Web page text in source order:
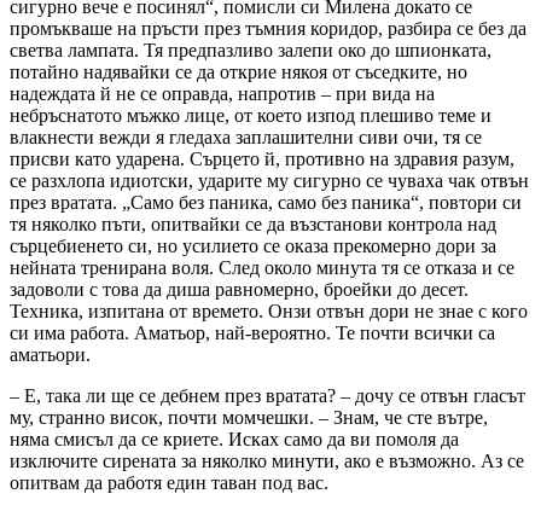
сигурно вече е посинял“, помисли си Милена докато се
промъкваше на пръсти през тъмния коридор, разбира се без да
светва лампата. Тя предпазливо залепи око до шпионката,
потайно надявайки се да открие някоя от съседките, но
надеждата й не се оправда, на­против – при вида на
небръснатото мъжко лице, от което изпод плешиво теме и
влакнести вежди я гледаха заплашителни сиви очи, тя се
присви като ударена. Сърцето й, противно на здравия разум,
се разхлопа идиотски, ударите му сигурно се чуваха чак отвън
през вратата. „Само без паника, само без паника“, повтори си
тя няколко пъти, опитвайки се да възстанови контрола над
сърцебиенето си, но усилието се оказа прекомерно дори за
нейната тренирана воля. След около минута тя се отказа и се
задоволи с това да диша равномерно, броейки до десет.
Техника, изпитана от времето. Онзи отвън дори не знае с кого
си има работа. Аматьор, най-вероятно. Те почти всички са
аматьори.
– Е, така ли ще се дебнем през вратата? – дочу се отвън гласът
му, странно висок, почти момчешки. – Знам, че сте вътре,
няма смисъл да се криете. Исках само да ви помоля да
изключите сирената за няколко минути, ако е възможно. Аз се
опитвам да работя един таван под вас.